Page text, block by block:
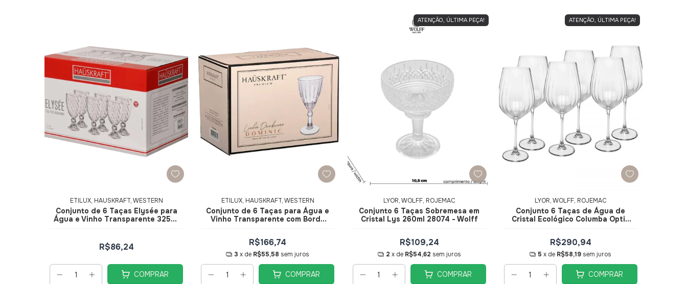
ETILUX, HAUSKRAFT, WESTERN
Conjunto de 6 Taças Elysée para
Água e Vinho Transparente 325ml
R$86,24
COMPRAR
ETILUX, HAUSKRAFT, WESTERN
Conjunto de 6 Taças para Água e
Vinho Transparente com Borda
R$166,74
3 x de R$55,58 sem juros
COMPRAR
ATENÇÃO, ÚLTIMA PEÇA!
LYOR, WOLFF, ROJEMAC
Conjunto 6 Taças Sobremesa em
Cristal Lys 260ml 28074 - Wolff
R$109,24
2 x de R$54,62 sem juros
COMPRAR
ATENÇÃO, ÚLTIMA PEÇA!
LYOR, WOLFF, ROJEMAC
Conjunto 6 Taças de Água de
Cristal Ecológico Columba Optic
R$290,94
5 x de R$58,19 sem juros
COMPRAR